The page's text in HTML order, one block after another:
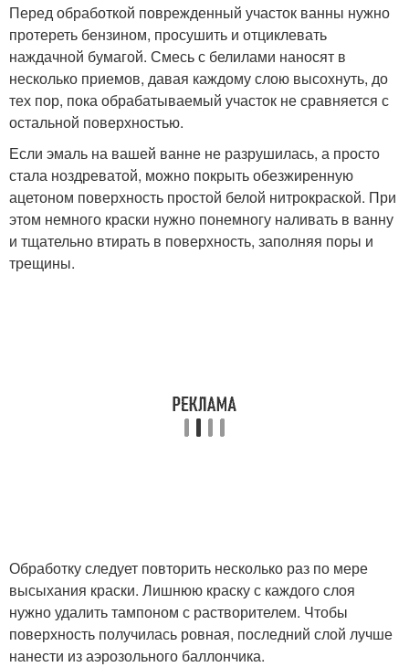
Перед обработкой поврежденный участок ванны нужно
протереть бензином, просушить и отциклевать
наждачной бумагой. Смесь с белилами наносят в
несколько приемов, давая каждому слою высохнуть, до
тех пор, пока обрабатываемый участок не сравняется с
остальной поверхностью.
Если эмаль на вашей ванне не разрушилась, а просто
стала ноздреватой, можно покрыть обезжиренную
ацетоном поверхность простой белой нитрокраской. При
этом немного краски нужно понемногу наливать в ванну
и тщательно втирать в поверхность, заполняя поры и
трещины.
Обработку следует повторить несколько раз по мере
высыхания краски. Лишнюю краску с каждого слоя
нужно удалить тампоном с растворителем. Чтобы
поверхность получилась ровная, последний слой лучше
нанести из аэрозольного баллончика.